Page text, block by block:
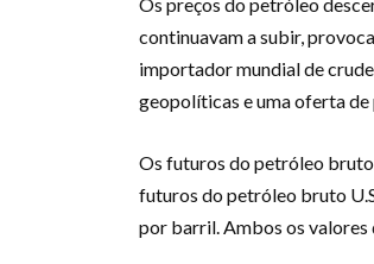
continuavam a subir,
importador mundial de
geopolíticas e uma oferta
Os futuros do petróleo
futuros do petróleo bruto
por barril. Ambos os valores